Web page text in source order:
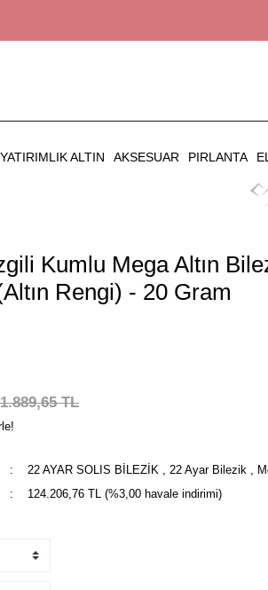
YATIRIMLIK ALTIN AKSESUAR PIRLANTA
Kumlu Mega Altın
Rengi) - 20 Gram
TL
22 AYAR SOLIS BİLEZİK , 22 Ayar Bilezik ,
124.206,76 TL (%3,00 havale indirimi)